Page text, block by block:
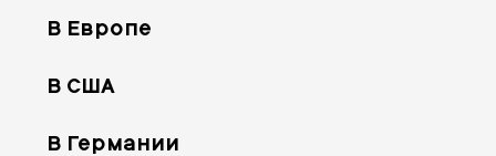
В Европе
В США
В Германии